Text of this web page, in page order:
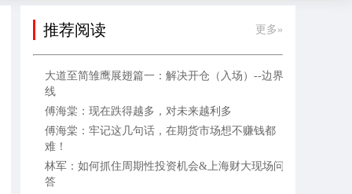
推荐阅读 更多»
大道至简雏鹰展翅篇一：解决开仓（入场）--边界
线
傅海棠：现在跌得越多，对未来越利多
傅海棠：牢记这几句话，在期货市场想不赚钱都
难！
林军：如何抓住周期性投资机会&上海财大现场问
答